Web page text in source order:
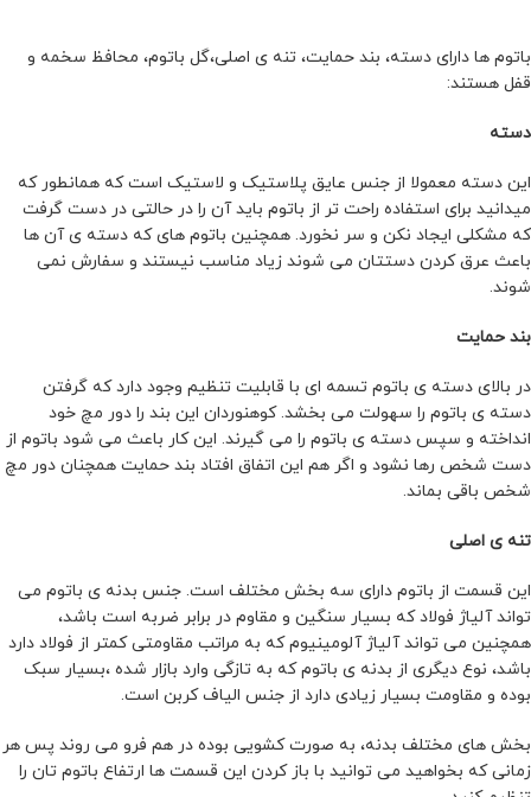
باتوم ها دارای دسته، بند حمایت، تنه ی اصلی،گل باتوم، محافظ سخمه و
قفل هستند:
دسته
این دسته معمولا از جنس عایق پلاستیک و لاستیک است که همانطور که
میدانید برای استفاده راحت تر از باتوم باید آن را در حالتی در دست گرفت
که مشکلی ایجاد نکن و سر نخورد. همچنین باتوم های که دسته ی آن ها
باعث عرق کردن دستتان می شوند زیاد مناسب نیستند و سفارش نمی
شوند.
بند حمایت
در بالای دسته ی باتوم تسمه ای با قابلیت تنظیم وجود دارد که گرفتن
دسته ی باتوم را سهولت می بخشد. کوهنوردان این بند را دور مچ خود
انداخته و سپس دسته ی باتوم را می گیرند. این کار باعث می شود باتوم از
دست شخص رها نشود و اگر هم این اتفاق افتاد بند حمایت همچنان دور مچ
شخص باقی بماند.
تنه ی اصلی
این قسمت از باتوم دارای سه بخش مختلف است. جنس بدنه ی باتوم می
تواند آلیاژ فولاد که بسیار سنگین و مقاوم در برابر ضربه است باشد،
همچنین می تواند آلیاژ آلومینیوم که به مراتب مقاومتی کمتر از فولاد دارد
باشد، نوع دیگری از بدنه ی باتوم که به تازگی وارد بازار شده ،بسیار سبک
بوده و مقاومت بسیار زیادی دارد از جنس الیاف کربن است.
بخش های مختلف بدنه، به صورت کشویی بوده در هم فرو می روند پس هر
زمانی که بخواهید می توانید با باز کردن این قسمت ها ارتفاع باتوم تان را